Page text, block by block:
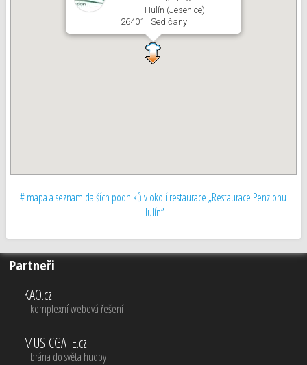
Hulín (Jesenice)
26401 Sedlčany
# mapa a seznam dalších podniků v okolí restaurace „Restaurace Penzionu
Hulín”
Partneři
KAO.cz
komplexní webová řešení
MUSICGATE.cz
brána do světa hudby